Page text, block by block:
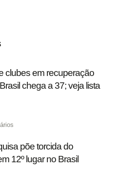
clubes em recuperação
chega a 37; veja lista
põe torcida do
12º lugar no Brasil